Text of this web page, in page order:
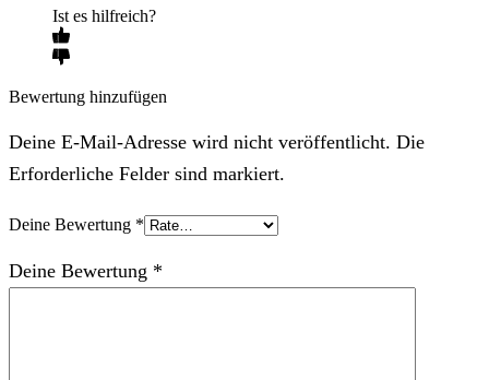
Ist es hilfreich?
Bewertung hinzufügen
Deine E-Mail-Adresse wird nicht veröffentlicht. Die
Erforderliche Felder sind markiert.
Deine Bewertung *
Deine Bewertung *